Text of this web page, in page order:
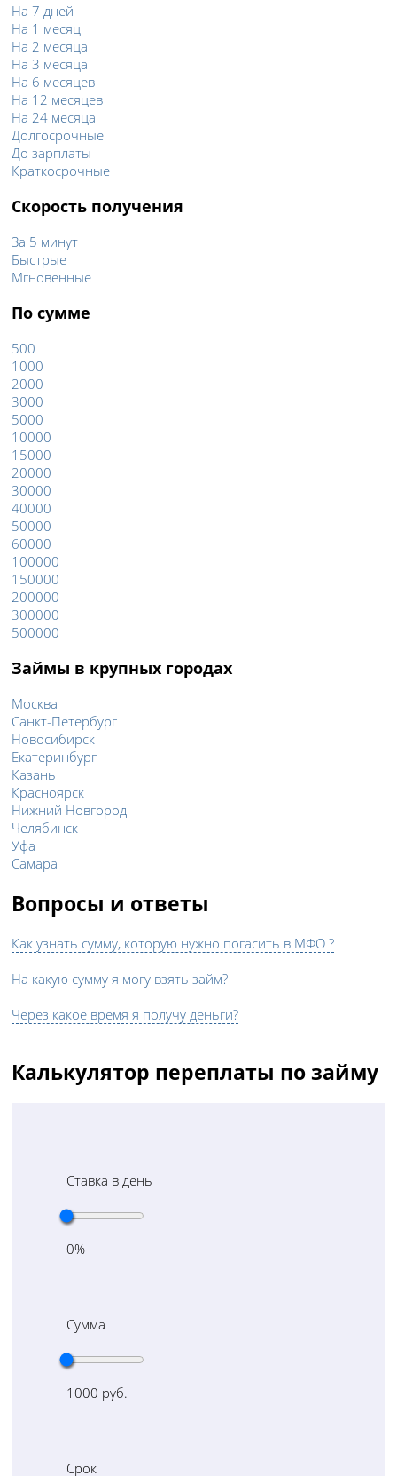
На 7 дней
На 1 месяц
На 2 месяца
На 3 месяца
На 6 месяцев
На 12 месяцев
На 24 месяца
Долгосрочные
До зарплаты
Краткосрочные
Скорость получения
За 5 минут
Быстрые
Мгновенные
По сумме
500
1000
2000
3000
5000
10000
15000
20000
30000
40000
50000
60000
100000
150000
200000
300000
500000
Займы в крупных городах
Москва
Санкт-Петербург
Новосибирск
Екатеринбург
Казань
Красноярск
Нижний Новгород
Челябинск
Уфа
Самара
Вопросы и ответы
Как узнать сумму, которую нужно погасить в МФО ?
На какую сумму я могу взять займ?
Через какое время я получу деньги?
Калькулятор переплаты по займу
Ставка в день
0%
Сумма
1000 руб.
Срок